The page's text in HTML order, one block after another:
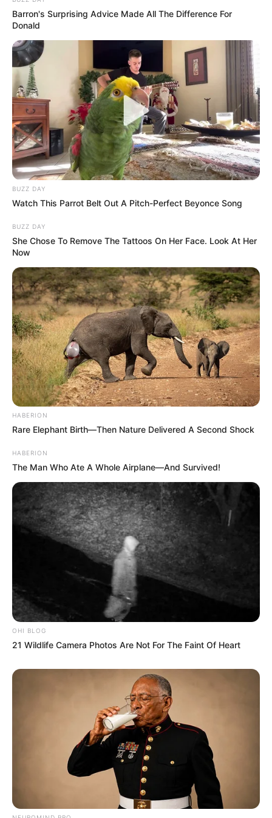
A legfontosabb most az, hogy az eljárás
folyamatban van. Nincs jogerős megállapítás,
nincs végleges döntés, és nincs nyilvános kamarai
indoklás. A politikai tét ettől még hatalmas, mert
Hatvanpuszta nem egyszerű ingatlanügyként él a
közbeszédben, hanem az Orbán-korszak egyik
legsúlyosabb szimbólumaként.
Barron's Surprising Advice Made All The Difference For
Donald
BUZZ DAY
Watch This Parrot Belt Out A Pitch-Perfect Beyonce Song
BUZZ DAY
She Chose To Remove The Tattoos On Her Face. Look At Her
Now
HABERION
Rare Elephant Birth—Then Nature Delivered A Second Shock
HABERION
The Man Who Ate A Whole Airplane—And Survived!
OHI BLOG
21 Wildlife Camera Photos Are Not For The Faint Of Heart